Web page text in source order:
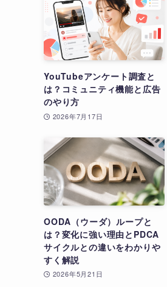
YouTubeアンケート調査と
は？コミュニティ機能と広告
のやり方
2026年7月17日
OODA（ウーダ）ループと
は？変化に強い理由とPDCA
サイクルとの違いをわかりや
すく解説
2026年5月21日